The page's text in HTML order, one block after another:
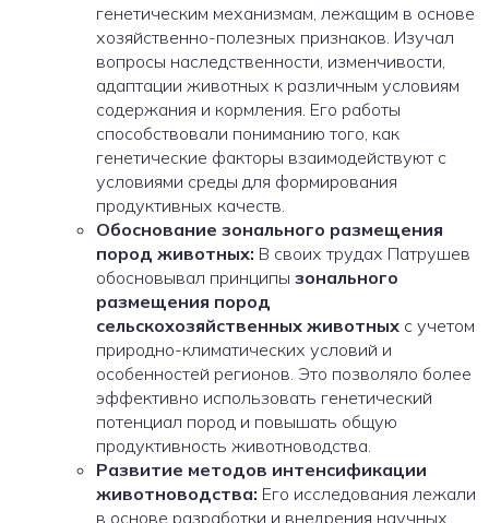
генетическим механизмам, лежащим в основе
хозяйственно-полезных признаков. Изучал
вопросы наследственности, изменчивости,
адаптации животных к различным условиям
содержания и кормления. Его работы
способствовали пониманию того, как
генетические факторы взаимодействуют с
условиями среды для формирования
продуктивных качеств.
Обоснование зонального размещения
пород животных: В своих трудах Патрушев
обосновывал принципы зонального
размещения пород
сельскохозяйственных животных с учетом
природно-климатических условий и
особенностей регионов. Это позволяло более
эффективно использовать генетический
потенциал пород и повышать общую
продуктивность животноводства.
Развитие методов интенсификации
животноводства: Его исследования лежали
в основе разработки и внедрения научных